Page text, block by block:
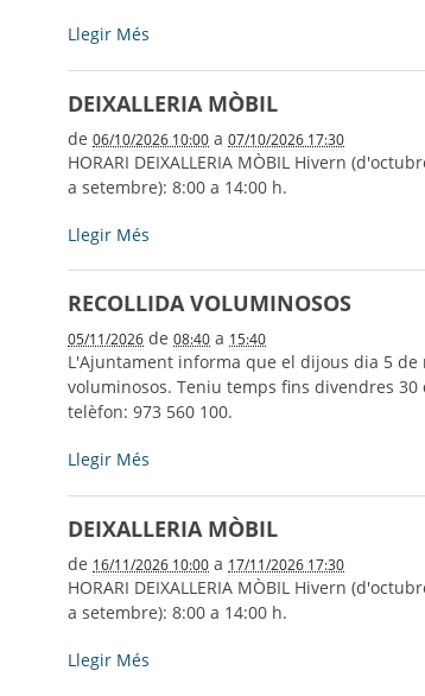
RECOLLIDA
Llegir Més
DEIXALLERIA MÒBIL
de06/10/2026 10:00 a07/10/2026 17:30
HORARI DEIXALLERIA MÒBIL Hivern
a setembre): 8:00 a 14:00 h.
DEIXALLERIA
Llegir Més
RECOLLIDA VOLUMINOSOS
05/11/2026 de08:40 a 15:40
L'Ajuntament informa que el dijous dia 5
voluminosos. Teniu temps fins divendres
telèfon: 973 560 100.
RECOLLIDA
Llegir Més
DEIXALLERIA MÒBIL
de 16/11/2026 10:00 a 17/11/2026 17:30
HORARI DEIXALLERIA MÒBIL Hivern
a setembre): 8:00 a 14:00 h.
DEIXALLERIA
Llegir Més